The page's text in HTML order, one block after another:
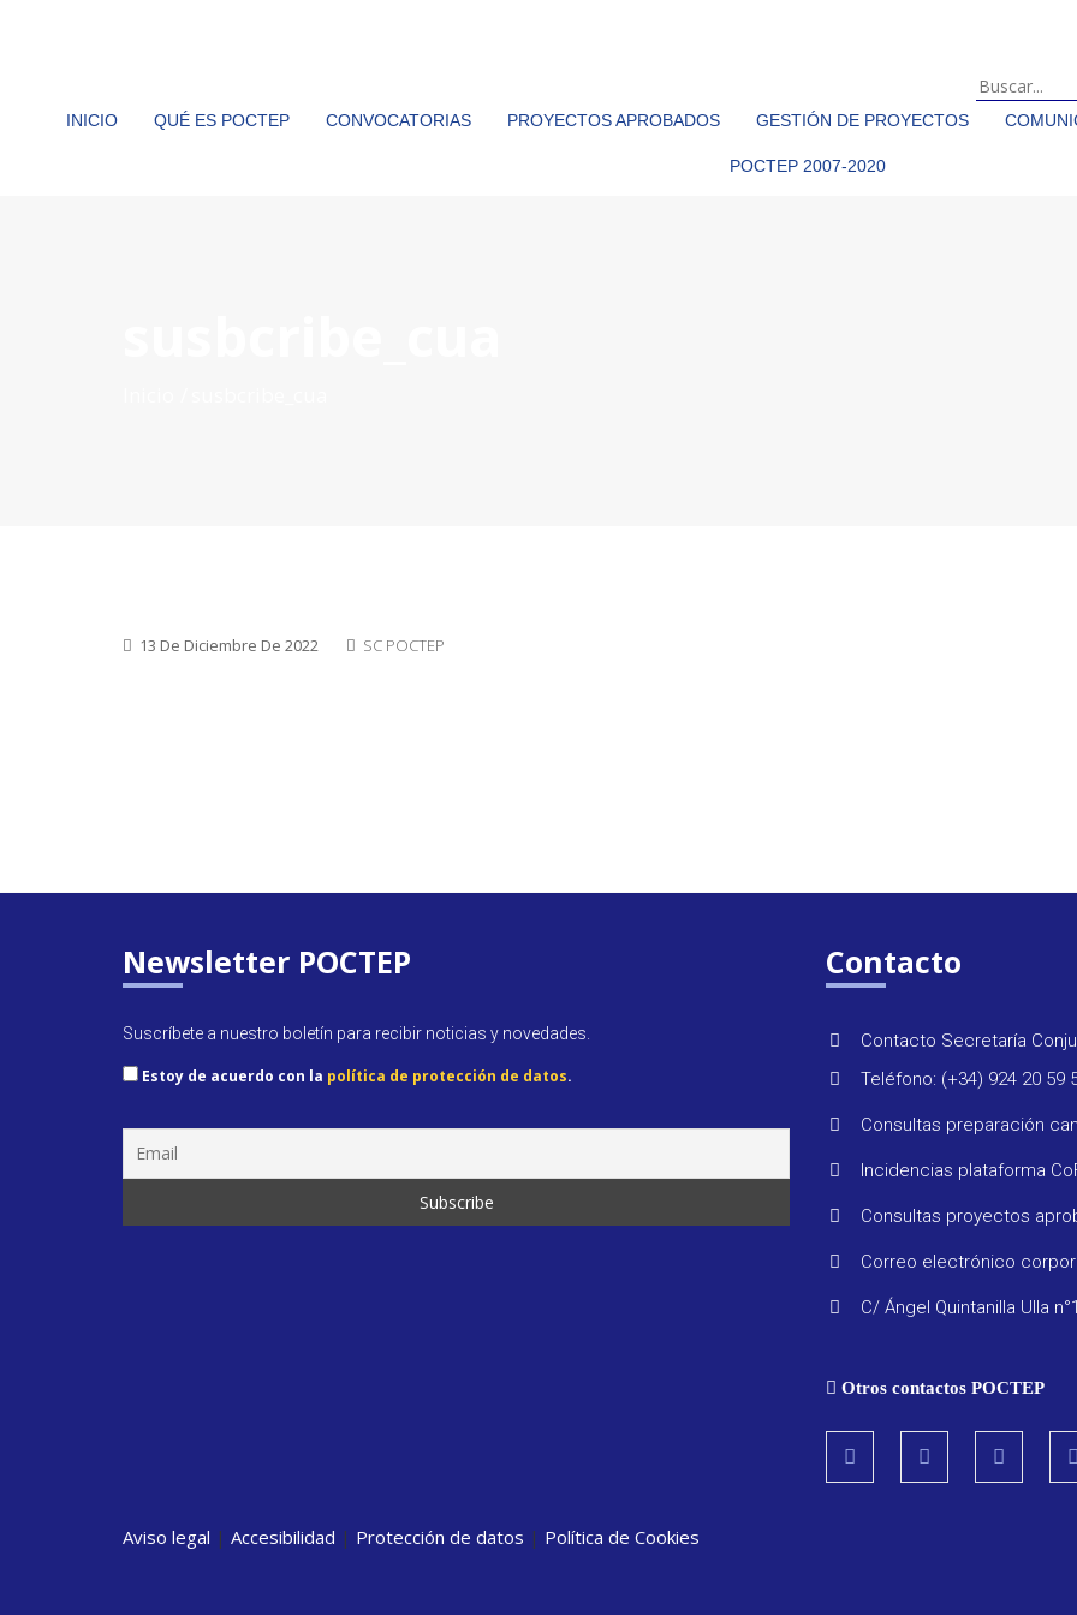
INICIO QUÉ ES POCTEP CONVOCATORIAS PROYECTOS APROBADOS GESTIÓN DE PROYECTOS
POCTEP 2007-2020
13 De Diciembre De 2022 SC POCTEP
Newsletter POCTEP
Suscríbete a nuestro boletín para recibir noticias y novedades.
Estoy de acuerdo con la política de protección de datos.
Contacto
Contacto Secretaría
Teléfono: (+34) 924 20 59
Consultas preparación
Incidencias plataforma
Consultas proyectos
Correo electrónico
C/ Ángel Quintanilla Ulla
Otros contactos POCTEP
Aviso legal | Accesibilidad | Protección de datos | Política de Cookies